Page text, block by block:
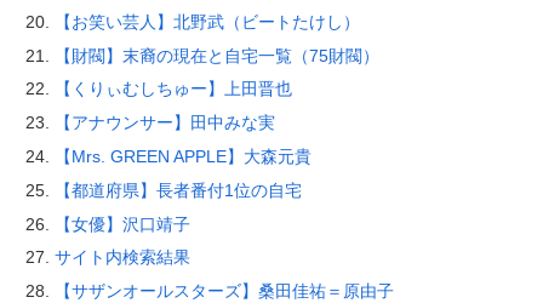
【お笑い芸人】北野武（ビートたけし）
【財閥】末裔の現在と自宅一覧（75財閥）
【くりぃむしちゅー】上田晋也
【アナウンサー】田中みな実
【Mrs. GREEN APPLE】大森元貴
【都道府県】長者番付1位の自宅
【女優】沢口靖子
サイト内検索結果
【サザンオールスターズ】桑田佳祐＝原由子